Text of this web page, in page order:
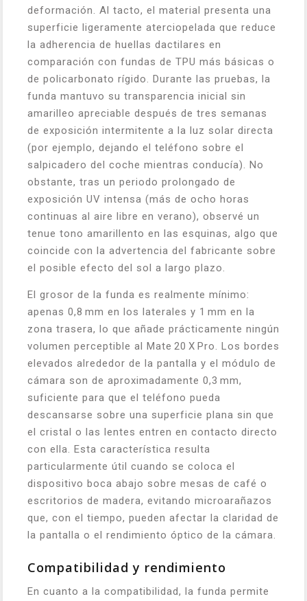
deformación. Al tacto, el material presenta una
superficie ligeramente aterciopelada que reduce
la adherencia de huellas dactilares en
comparación con fundas de TPU más básicas o
de policarbonato rígido. Durante las pruebas, la
funda mantuvo su transparencia inicial sin
amarilleo apreciable después de tres semanas
de exposición intermitente a la luz solar directa
(por ejemplo, dejando el teléfono sobre el
salpicadero del coche mientras conducía). No
obstante, tras un periodo prolongado de
exposición UV intensa (más de ocho horas
continuas al aire libre en verano), observé un
tenue tono amarillento en las esquinas, algo que
coincide con la advertencia del fabricante sobre
el posible efecto del sol a largo plazo.
El grosor de la funda es realmente mínimo:
apenas 0,8 mm en los laterales y 1 mm en la
zona trasera, lo que añade prácticamente ningún
volumen perceptible al Mate 20 X Pro. Los bordes
elevados alrededor de la pantalla y el módulo de
cámara son de aproximadamente 0,3 mm,
suficiente para que el teléfono pueda
descansarse sobre una superficie plana sin que
el cristal o las lentes entren en contacto directo
con ella. Esta característica resulta
particularmente útil cuando se coloca el
dispositivo boca abajo sobre mesas de café o
escritorios de madera, evitando microarañazos
que, con el tiempo, pueden afectar la claridad de
la pantalla o el rendimiento óptico de la cámara.
Compatibilidad y rendimiento
En cuanto a la compatibilidad, la funda permite